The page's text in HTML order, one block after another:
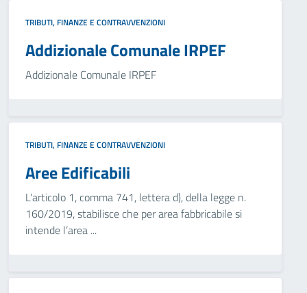
TRIBUTI, FINANZE E CONTRAVVENZIONI
Addizionale Comunale IRPEF
Addizionale Comunale IRPEF
TRIBUTI, FINANZE E CONTRAVVENZIONI
Aree Edificabili
L'articolo 1, comma 741, lettera d), della legge n.
160/2019, stabilisce che per area fabbricabile si
intende l’area ...